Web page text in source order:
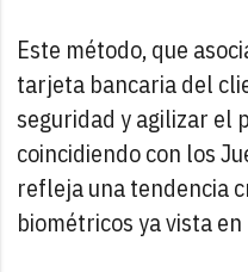
Este método, que
tarjeta bancaria del
seguridad y agilizar el
coincidiendo con los
refleja una tendencia
biométricos ya vista en